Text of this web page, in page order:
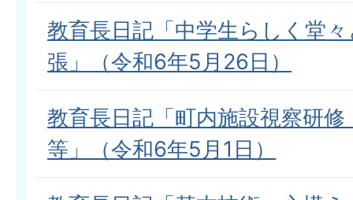
教育長日記「中学生らしく堂
張」（令和6年5月26日）
教育長日記「町内施設視察研
等」（令和6年5月1日）